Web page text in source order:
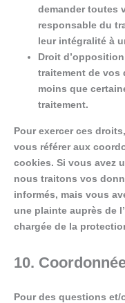
demander toutes
responsable du
leur intégralité à
Droit
traitement de vos
moins que
traitement.
Pour exercer ces
vous référer aux
cookies. Si vous avez
nous traitons vos
informés, mais vous
une plainte auprès de
chargée de la
10.
Pour des questions et/